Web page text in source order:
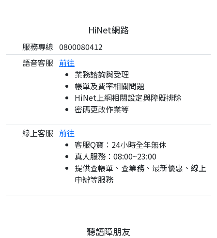
HiNet網路
服務專線 0800080412
語音客服 前往
業務諮詢與受理
帳單及費率相關問題
HiNet上網相關設定與障礙排除
密碼更改作業等
線上客服 前往
客服Q寶：24小時全年無休
真人服務：08:00~23:00
提供查帳單、查業務、最新優惠、線上
申辦等服務
聽語障朋友